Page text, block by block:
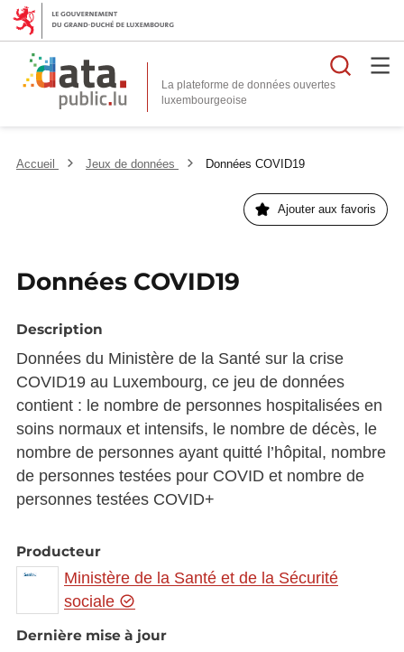
La plateforme de données ouvertes
Accueil Jeux de données Données COVID19
Ajouter aux favoris
Données COVID19
Description
Données du Ministère de la Santé sur la crise
COVID19 au Luxembourg, ce jeu de données
contient : le nombre de personnes hospitalisées en
soins normaux et intensifs, le nombre de décès, le
nombre de personnes ayant quitté l’hôpital, nombre
de personnes testées pour COVID et nombre de
personnes testées COVID+
Producteur
Ministère de la Santé et de la Sécurité
sociale
Dernière mise à jour